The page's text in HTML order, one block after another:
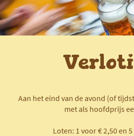
Aan het eind van de avond (of
met als hoofdprijs
Loten: 1 voor € 2,50 en